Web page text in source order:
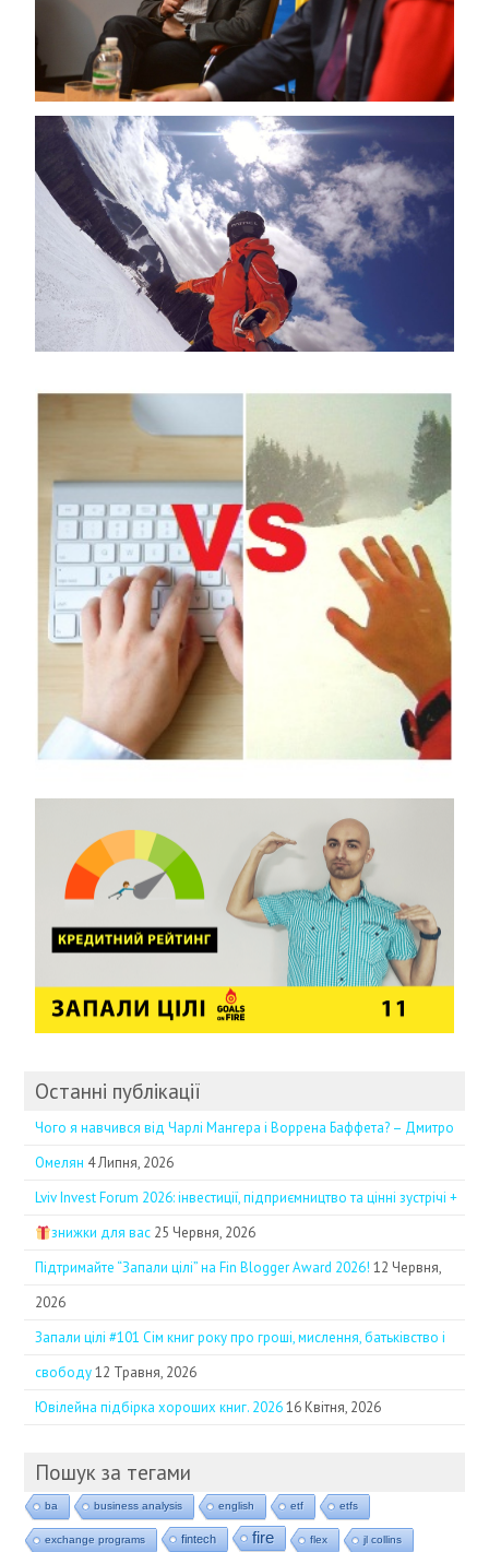
Останні публікації
Чого я навчився від Чарлі Мангера і Воррена Баффета? – Дмитро
Омелян 4 Липня, 2026
Lviv Invest Forum 2026: інвестиції, підприємництво та цінні зустрічі +
знижки для вас 25 Червня, 2026
Підтримайте “Запали цілі” на Fin Blogger Award 2026! 12 Червня,
2026
Запали цілі #101 Сім книг року про гроші, мислення, батьківство і
свободу 12 Травня, 2026
Ювілейна підбірка хороших книг. 2026 16 Квітня, 2026
Пошук за тегами
ba business analysis english etf etfs
exchange programs fintech fire flex jl collins